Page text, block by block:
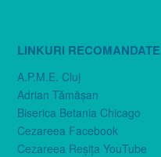
LINKURI RECOMANDATE
A.P.M.E. Cluj
Adrian Tămăşan
Biserica Betania Chicago
Cezareea Facebook
Cezareea Reşiţa YouTube